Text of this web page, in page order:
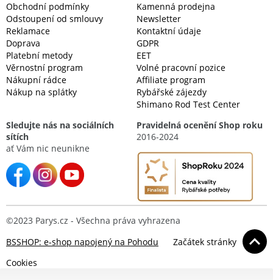
Obchodní podmínky
Odstoupení od smlouvy
Reklamace
Doprava
Platební metody
Věrnostní program
Nákupní rádce
Nákup na splátky
Kamenná prodejna
Newsletter
Kontaktní údaje
GDPR
EET
Volné pracovní pozice
Affiliate program
Rybářské zájezdy
Shimano Rod Test Center
Sledujte nás na sociálních
sítích
ať Vám nic neunikne
Pravidelná ocenění Shop roku
2016-2024
©2023 Parys.cz - Všechna práva vyhrazena
BSSHOP: e-shop napojený na Pohodu
Začátek stránky
Cookies